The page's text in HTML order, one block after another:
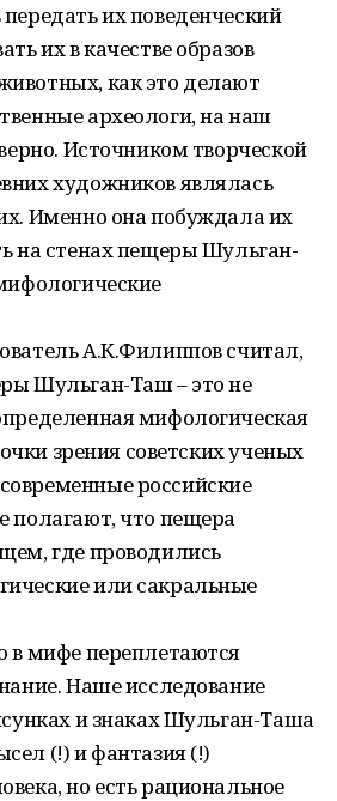
их поведенческий
их в качестве образов
как это делают
археологи, на наш
Источником творческой
художников являлась
Именно она побуждала их
на стенах пещеры Шульган-
А.К.Филиппов считал,
Шульган-Таш – это не
мифологическая
зрения советских ученых
российские
полагают, что пещера
где проводились
или сакральные
в мифе переплетаются
Наше исследование
и знаках Шульган-Таша
(!) и фантазия (!)
но есть рациональное